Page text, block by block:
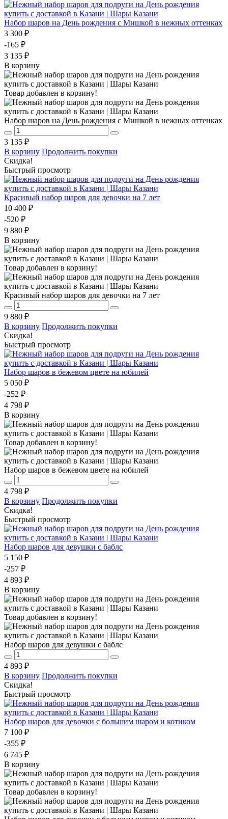
Набор шаров на День рождения с Мишкой в нежных оттенках
3 300 ₽
-165 ₽
3 135 ₽
В корзину
Товар добавлен в корзину!
Набор шаров на День рождения с Мишкой в нежных оттенках
3 135 ₽
В корзину Продолжить покупки
Скидка!
Быстрый просмотр
Красивый набор шаров для девочки на 7 лет
10 400 ₽
-520 ₽
9 880 ₽
В корзину
Товар добавлен в корзину!
Красивый набор шаров для девочки на 7 лет
9 880 ₽
В корзину Продолжить покупки
Скидка!
Быстрый просмотр
Набор шаров в бежевом цвете на юбилей
5 050 ₽
-252 ₽
4 798 ₽
В корзину
Товар добавлен в корзину!
Набор шаров в бежевом цвете на юбилей
4 798 ₽
В корзину Продолжить покупки
Скидка!
Быстрый просмотр
Набор шаров для девушки с баблс
5 150 ₽
-257 ₽
4 893 ₽
В корзину
Товар добавлен в корзину!
Набор шаров для девушки с баблс
4 893 ₽
В корзину Продолжить покупки
Скидка!
Быстрый просмотр
Набор шаров для девочки с большим шаром и котиком
7 100 ₽
-355 ₽
6 745 ₽
В корзину
Товар добавлен в корзину!